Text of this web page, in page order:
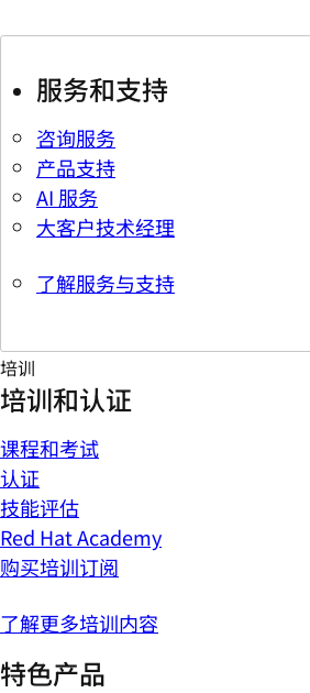
服务和支持
咨询服务
产品支持
AI 服务
大客户技术经理
了解服务与支持
培训
培训和认证
课程和考试
认证
技能评估
Red Hat Academy
购买培训订阅
了解更多培训内容
特色产品